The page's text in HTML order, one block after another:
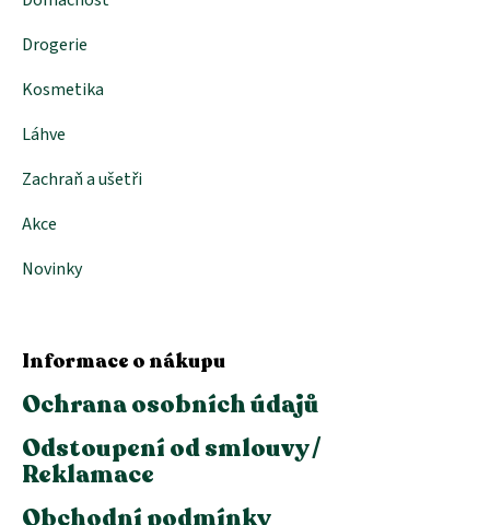
Drogerie
Kosmetika
Láhve
Zachraň a ušetři
Akce
Novinky
Informace o nákupu
Ochrana osobních údajů
Odstoupení od smlouvy /
Reklamace
Obchodní podmínky